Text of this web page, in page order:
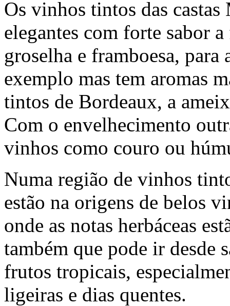
Os vinhos tintos das
elegantes com forte sabor
groselha e framboesa,
exemplo mas tem aromas
tintos de Bordeaux, a
Com o envelhecimento
vinhos como couro ou
Numa região de vinhos
estão na origens de belos
onde as notas herbáceas
também que pode ir desde
frutos tropicais,
ligeiras e dias quentes.